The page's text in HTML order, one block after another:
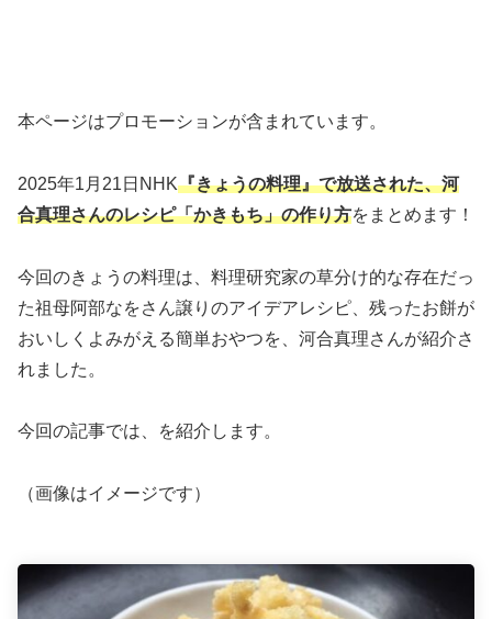
本ページはプロモーションが含まれています。
2025年1月21日NHK『きょうの料理』で放送された、河
合真理さんのレシピ「かきもち」の作り方をまとめます！
今回のきょうの料理は、料理研究家の草分け的な存在だっ
た祖母阿部なをさん譲りのアイデアレシピ、残ったお餅が
おいしくよみがえる簡単おやつを、河合真理さんが紹介さ
れました。
今回の記事では、を紹介します。
（画像はイメージです）